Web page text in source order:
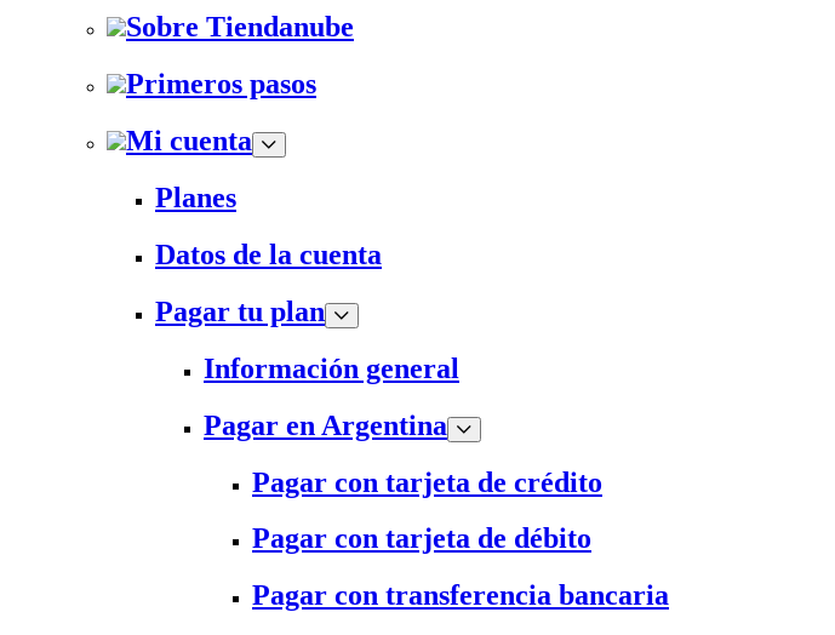
Sobre Tiendanube
Primeros pasos
Mi cuenta
Planes
Datos de la cuenta
Pagar tu plan
Información general
Pagar en Argentina
Pagar con tarjeta de crédito
Pagar con tarjeta de débito
Pagar con transferencia bancaria